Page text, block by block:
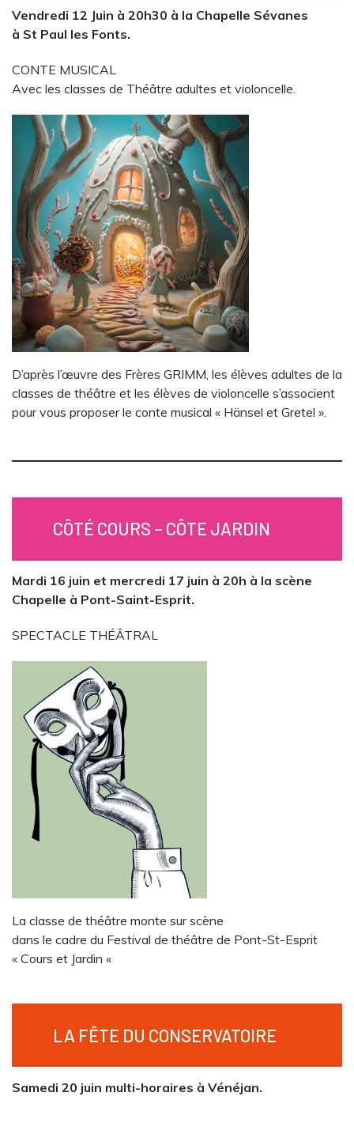
Vendredi 12 Juin à 20h30 à la Chapelle Sévanes
à St Paul les Fonts.
CONTE MUSICAL
Avec les classes de Théâtre adultes et violoncelle.
D’après l’œuvre des Frères GRIMM, les élèves adultes de la
classes de théâtre et les élèves de violoncelle s’associent
pour vous proposer le conte musical « Hänsel et Gretel ».
CÔTÉ COURS – CÔTE JARDIN
Mardi 16 juin et mercredi 17 juin à 20h à la scène
Chapelle à Pont-Saint-Esprit.
SPECTACLE THÉÂTRAL
La classe de théâtre monte sur scène
dans le cadre du Festival de théâtre de Pont-St-Esprit
« Cours et Jardin «
LA FÊTE DU CONSERVATOIRE
Samedi 20 juin multi-horaires à Vénéjan.